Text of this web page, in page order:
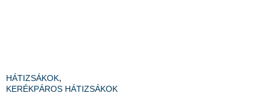
HÁTIZSÁKOK,
KERÉKPÁROS HÁTIZSÁKOK